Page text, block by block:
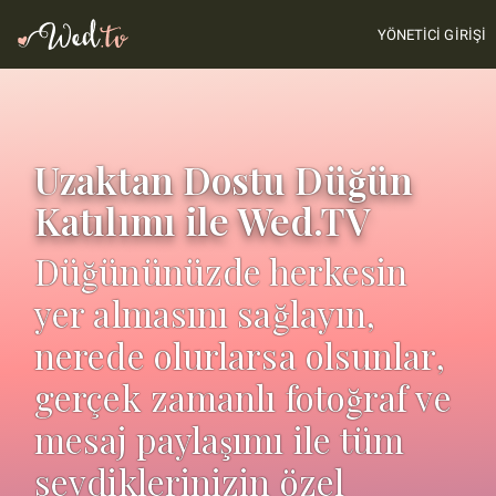
YÖNETICI GIRIŞI
Uzaktan Dostu Düğün
Katılımı ile Wed.TV
Düğününüzde herkesin
yer almasını sağlayın,
nerede olurlarsa olsunlar,
gerçek zamanlı fotoğraf ve
mesaj paylaşımı ile tüm
sevdiklerinizin özel